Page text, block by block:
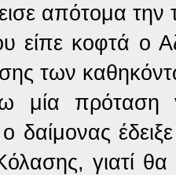
απότομα την
είπε κοφτά ο
των
πρόταση
δαίμονας
γιατί